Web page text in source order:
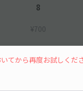
8
¥700
15
てから再度お試しくだ